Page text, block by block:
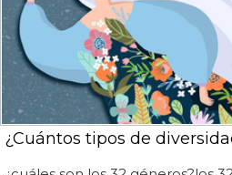
¿Cuántos tipos de